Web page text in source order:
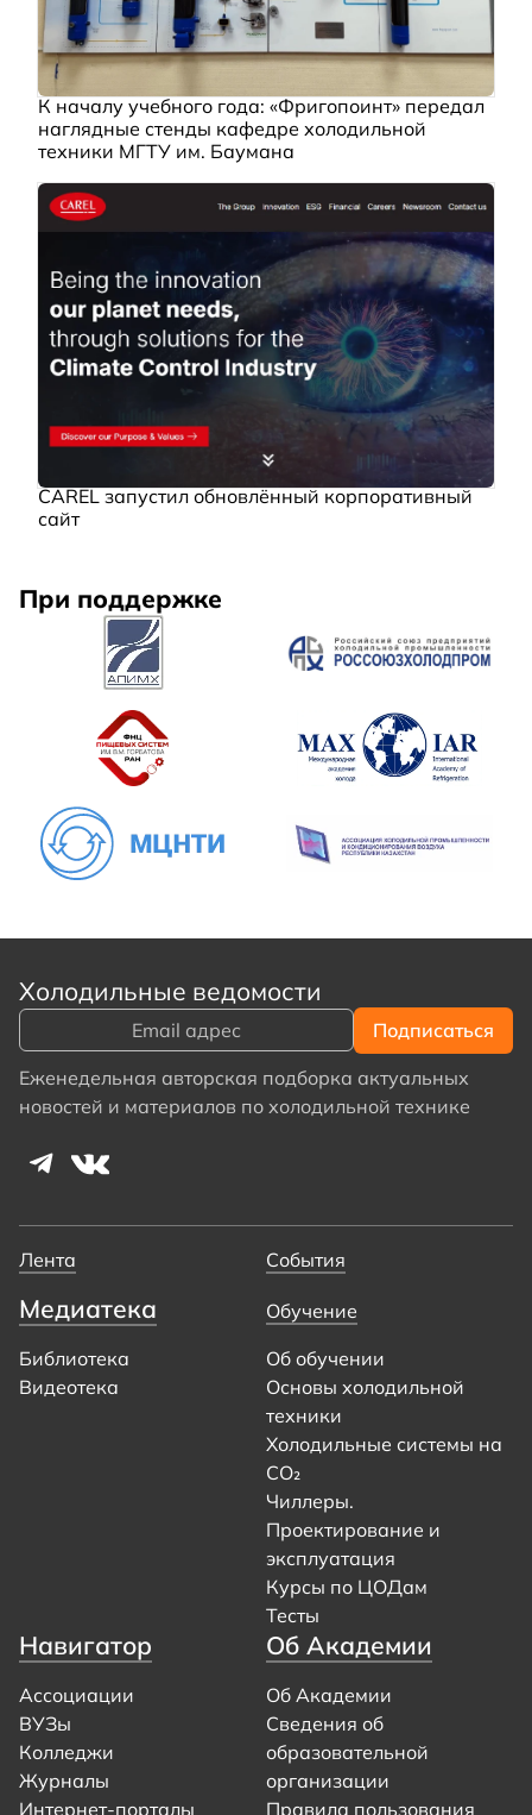
К началу учебного года: «Фригопоинт» передал
наглядные стенды кафедре холодильной
техники МГТУ им. Баумана
CAREL запустил обновлённый корпоративный
сайт
При поддержке
Холодильные ведомости
Еженедельная авторская подборка актуальных
новостей и материалов по холодильной технике
Лента События
Медиатека
Библиотека
Видеотека
Обучение
Об обучении
Основы холодильной
техники
Холодильные системы на
CO₂
Чиллеры.
Проектирование и
эксплуатация
Курсы по ЦОДам
Тесты
Навигатор
Ассоциации
ВУЗы
Колледжи
Журналы
Интернет-порталы
Об Академии
Об Академии
Сведения об
образовательной
организации
Правила пользования